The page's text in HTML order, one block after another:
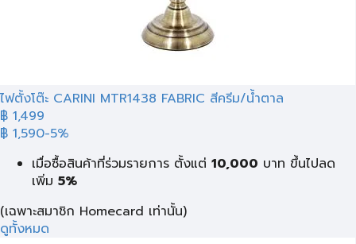
ไฟตั้งโต๊ะ CARINI MTR1438 FABRIC สีครีม/น้ำตาล
฿ 1,499
฿ 1,590-5%
เมื่อซื้อสินค้าที่ร่วมรายการ ตั้งแต่ 10,000 บาท ขึ้นไปลด
เพิ่ม 5%
(เฉพาะสมาชิก Homecard เท่านั้น)
ดูทั้งหมด